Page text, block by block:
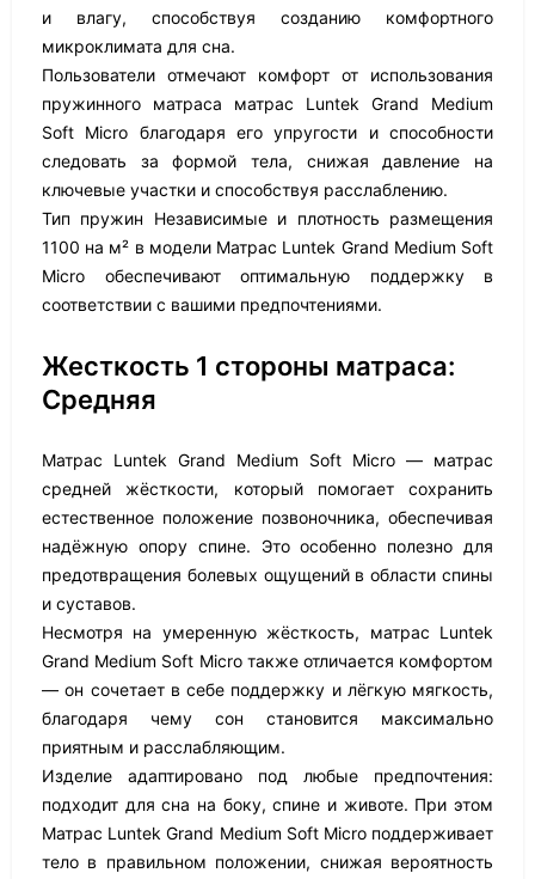
и влагу, способствуя созданию комфортного
микроклимата для сна.
Пользователи отмечают комфорт от использования
пружинного матраса матрас Luntek Grand Medium
Soft Micro благодаря его упругости и способности
следовать за формой тела, снижая давление на
ключевые участки и способствуя расслаблению.
Тип пружин Независимые и плотность размещения
1100 на м² в модели Матрас Luntek Grand Medium Soft
Micro обеспечивают оптимальную поддержку в
соответствии с вашими предпочтениями.
Жесткость 1 стороны матраса:
Средняя
Матрас Luntek Grand Medium Soft Micro — матрас
средней жёсткости, который помогает сохранить
естественное положение позвоночника, обеспечивая
надёжную опору спине. Это особенно полезно для
предотвращения болевых ощущений в области спины
и суставов.
Несмотря на умеренную жёсткость, матрас Luntek
Grand Medium Soft Micro также отличается комфортом
— он сочетает в себе поддержку и лёгкую мягкость,
благодаря чему сон становится максимально
приятным и расслабляющим.
Изделие адаптировано под любые предпочтения:
подходит для сна на боку, спине и животе. При этом
Матрас Luntek Grand Medium Soft Micro поддерживает
тело в правильном положении, снижая вероятность